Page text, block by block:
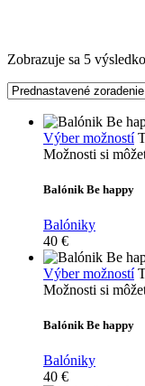
Zobrazuje sa 5
Výber možností
Možnosti si
Balónik Be happy
Balóniky
40 €
Výber možností
Možnosti si
Balónik Be happy
Balóniky
40 €